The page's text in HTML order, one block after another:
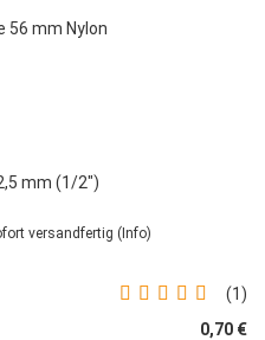
mm (1/2")
versandfertig (Info)
1
0,70 €